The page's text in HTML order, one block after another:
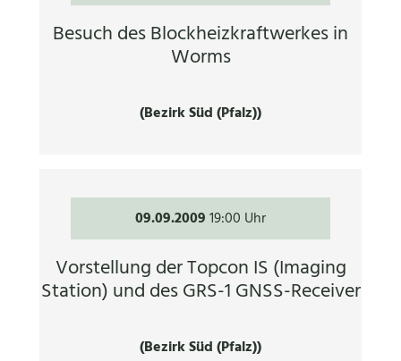
Besuch des Blockheizkraftwerkes in
Worms
(Bezirk Süd (Pfalz))
09.09.200919:00 Uhr
Vorstellung der Topcon IS (Imaging
Station) und des GRS-1 GNSS-Receiver
(Bezirk Süd (Pfalz))